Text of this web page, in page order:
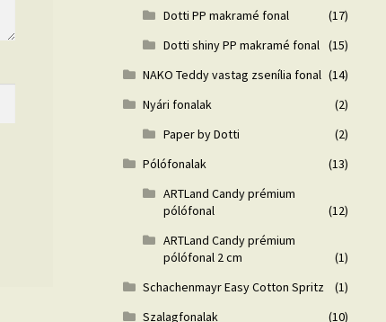
Dotti PP makramé fonal
(17)
Dotti shiny PP makramé fonal (15)
NAKO Teddy vastag zsenília fonal (14)
Nyári fonalak
(2)
Paper by Dotti
(2)
Pólófonalak
(13)
ARTLand Candy prémium
pólófonal
(12)
ARTLand Candy prémium
pólófonal 2 cm
(1)
Schachenmayr Easy Cotton Spritz
(1)
Szalagfonalak
(10)